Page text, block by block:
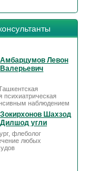
Амбарцумов Левон
Валерьевич
психиатрическая
наблюдением
Зокирхонов Шахзод
Дилшод угли
флеболог
любых